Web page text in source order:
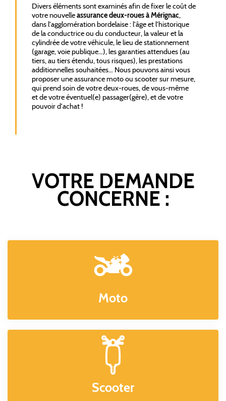
Divers éléments sont examinés afin de fixer le coût de
votre nouvelleassurance deux-roues à Mérignac,
dans l'agglomération bordelaise : l'âge et l'historique
de la conductrice ou du conducteur, la valeur et la
cylindrée de votre véhicule, le lieu de stationnement
(garage, voie publique…), les garanties attendues (au
tiers, au tiers étendu, tous risques), les prestations
additionnelles souhaitées… Nous pouvons ainsi vous
proposer une assurance moto ou scooter sur mesure,
qui prend soin de votre deux-roues, de vous-même
et de votre éventuel(e) passager(gère), et de votre
pouvoir d'achat !
VOTRE DEMANDE
CONCERNE :
Moto
Scooter